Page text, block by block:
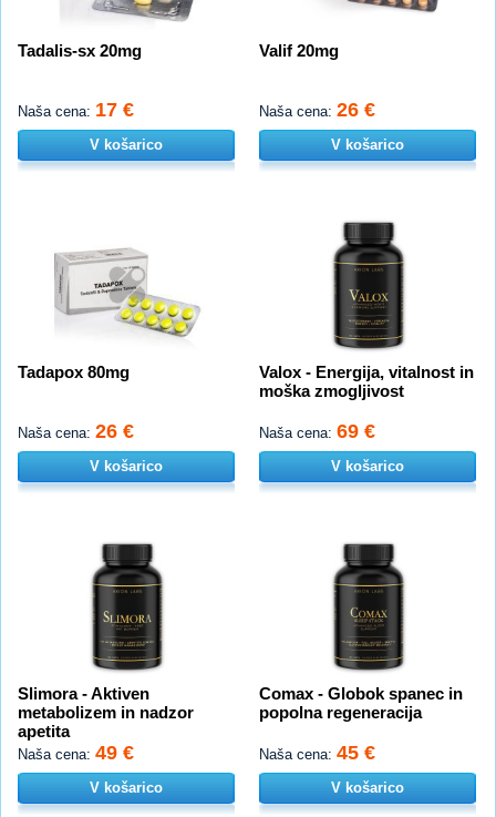
Tadalis-sx 20mg
Naša cena: 17 €
V košarico
Valif 20mg
Naša cena: 26 €
V košarico
Tadapox 80mg
Naša cena: 26 €
V košarico
Valox - Energija, vitalnost in
moška zmogljivost
Naša cena: 69 €
V košarico
Slimora - Aktiven
metabolizem in nadzor
apetita
Naša cena: 49 €
V košarico
Comax - Globok spanec in
popolna regeneracija
Naša cena: 45 €
V košarico